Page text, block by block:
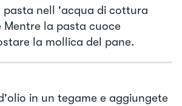
pasta nell 'acqua di cottura
la pasta cuoce
la mollica del pane.
in un tegame e aggiungete